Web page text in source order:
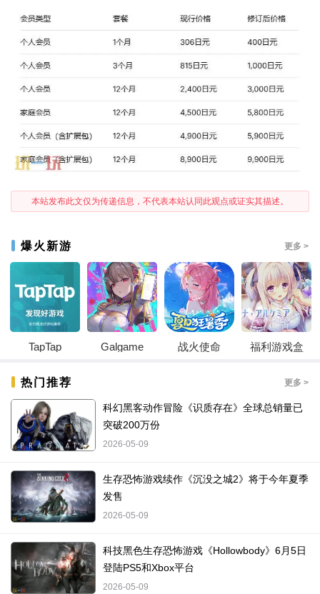
本站发布此文仅为传递信息，不代表本站认同此观点或证实其描述。
爆火新游 更多 >
TapTap Galgame 战火使命 福利游戏盒
热门推荐 更多 >
科幻黑客动作冒险《识质存在》全球总销量已
突破200万份
2026-05-09
生存恐怖游戏续作《沉没之城2》将于今年夏季
发售
2026-05-09
科技黑色生存恐怖游戏《Hollowbody》6月5日
登陆PS5和Xbox平台
2026-05-09